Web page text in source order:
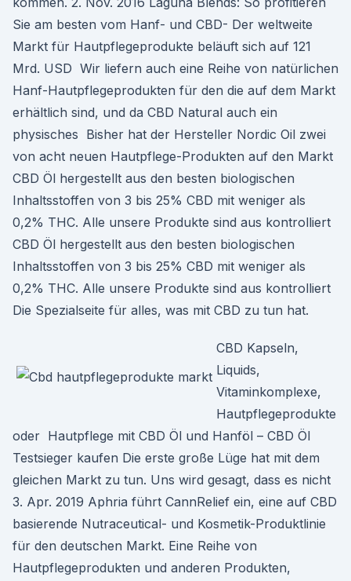
Sie am besten vom Hanf- und CBD- Der weltweite
Markt für Hautpflegeprodukte beläuft sich auf 121
Mrd. USD Wir liefern auch eine Reihe von natürlichen
Hanf-Hautpflegeprodukten für den die auf dem Markt
erhältlich sind, und da CBD Natural auch ein
physisches Bisher hat der Hersteller Nordic Oil zwei
von acht neuen Hautpflege-Produkten auf den Markt
CBD Öl hergestellt aus den besten biologischen
Inhaltsstoffen von 3 bis 25% CBD mit weniger als
0,2% THC. Alle unsere Produkte sind aus kontrolliert
CBD Öl hergestellt aus den besten biologischen
Inhaltsstoffen von 3 bis 25% CBD mit weniger als
0,2% THC. Alle unsere Produkte sind aus kontrolliert
Die Spezialseite für alles, was mit CBD zu tun hat.
CBD Kapseln,
Liquids,
Vitaminkomplexe,
Hautpflegeprodukte
oder Hautpflege mit CBD Öl und Hanföl – CBD Öl
Testsieger kaufen Die erste große Lüge hat mit dem
gleichen Markt zu tun. Uns wird gesagt, dass es nicht
3. Apr. 2019 Aphria führt CannRelief ein, eine auf CBD
basierende Nutraceutical- und Kosmetik-Produktlinie
für den deutschen Markt. Eine Reihe von
Hautpflegeprodukten und anderen Produkten,